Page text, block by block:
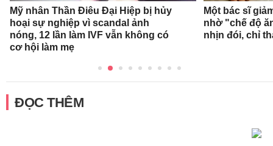
Mỹ nhân Thần Điêu Đại Hiệp bị hủy
hoại sự nghiệp vì scandal ảnh
nóng, 12 lần làm IVF vẫn không có
cơ hội làm mẹ
Một bác sĩ
nhờ "chế độ
nhịn đói, chỉ
ĐỌC THÊM